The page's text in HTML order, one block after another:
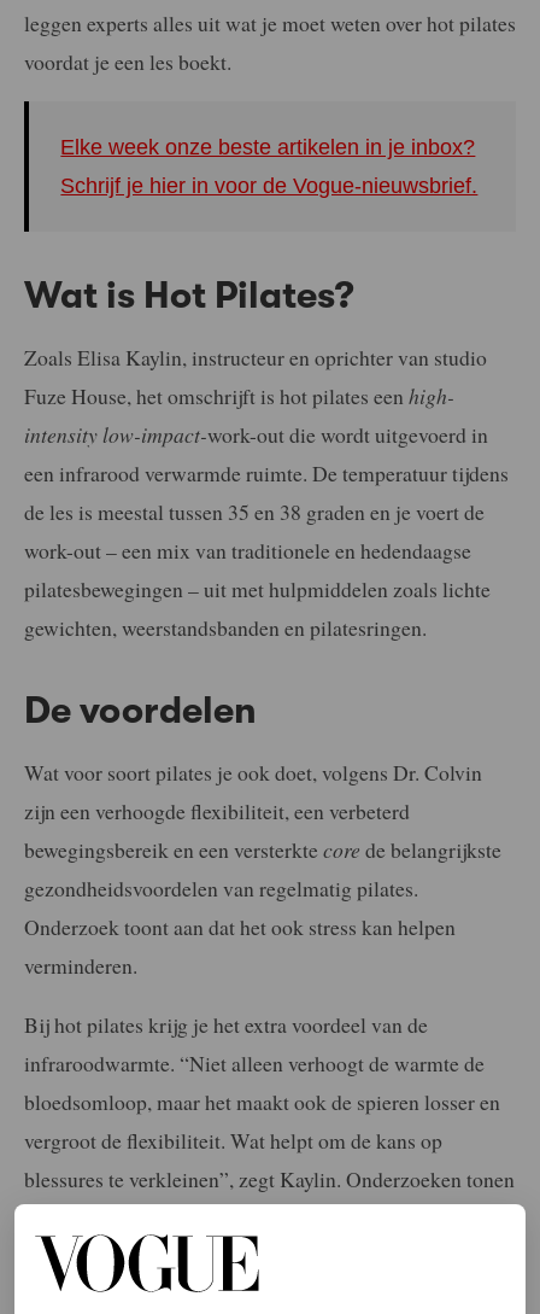
leggen experts alles uit wat je moet weten over hot pilates
voordat je een les boekt.
Elke week onze beste artikelen in je inbox?
Schrijf je hier in voor de Vogue-nieuwsbrief.
Wat is Hot Pilates?
Zoals Elisa Kaylin, instructeur en oprichter van studio
Fuze House, het omschrijft is hot pilates een high-
intensity low-impact-work-out die wordt uitgevoerd in
een infrarood verwarmde ruimte. De temperatuur tijdens
de les is meestal tussen 35 en 38 graden en je voert de
work-out – een mix van traditionele en hedendaagse
pilatesbewegingen – uit met hulpmiddelen zoals lichte
gewichten, weerstandsbanden en pilatesringen.
De voordelen
Wat voor soort pilates je ook doet, volgens Dr. Colvin
zijn een verhoogde flexibiliteit, een verbeterd
bewegingsbereik en een versterkte core de belangrijkste
gezondheidsvoordelen van regelmatig pilates.
Onderzoek toont aan dat het ook stress kan helpen
verminderen.
Bij hot pilates krijg je het extra voordeel van de
infraroodwarmte. “Niet alleen verhoogt de warmte de
bloedsomloop, maar het maakt ook de spieren losser en
vergroot de flexibiliteit. Wat helpt om de kans op
blessures te verkleinen”, zegt Kaylin. Onderzoeken tonen
en meer calorieën verbranden in vergelijking met niet-
verwarmde work-outs.